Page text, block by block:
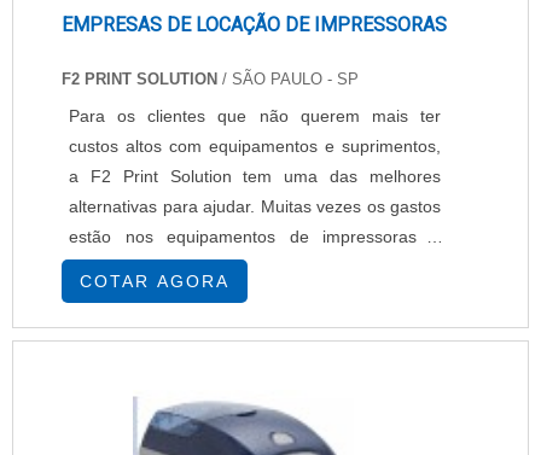
EMPRESAS DE LOCAÇÃO DE IMPRESSORAS
F2 PRINT SOLUTION / SÃO PAULO - SP
Para os clientes que não querem mais ter
custos altos com equipamentos e suprimentos,
a F2 Print Solution tem uma das melhores
alternativas para ajudar. Muitas vezes os gastos
estão nos equipamentos de impressoras e
multifuncionais que tem algumas despesas
inesperadas. A F2 Print é uma das empresas
de locação de impressoras do mercado que tem
inicialmente os c....
COTAR AGORA